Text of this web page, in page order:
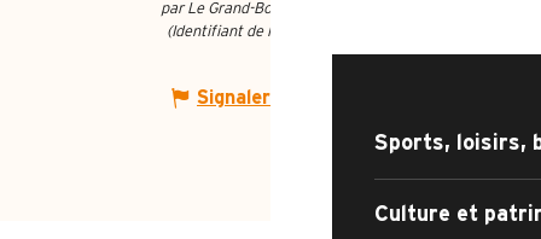
Sports, loisirs,
Culture et
par Le Grand-Bornand Tourisme
(Identifiant de l'offre :
Signaler une erreur